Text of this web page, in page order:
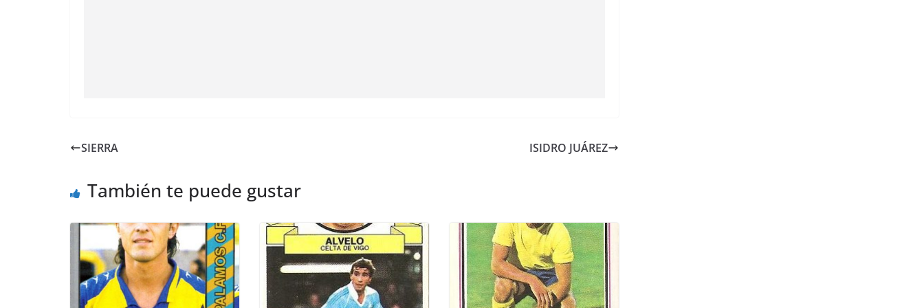
SIERRA ISIDRO JUÁREZ
También te puede gustar